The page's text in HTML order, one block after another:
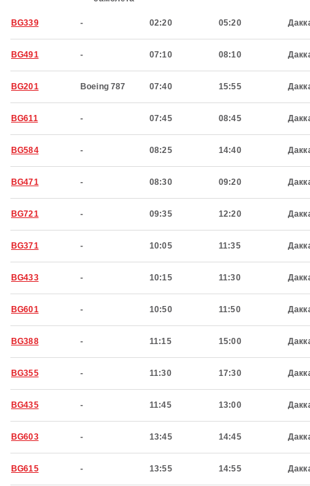
BG339 - 02:20 05:20
BG491 - 07:10 08:10
BG201 Boeing 787 07:40 15:55
BG611 - 07:45 08:45
BG584 - 08:25 14:40
BG471 - 08:30 09:20
BG721 - 09:35 12:20
BG371 - 10:05 11:35
BG433 - 10:15 11:30
BG601 - 10:50 11:50
BG388 - 11:15 15:00
BG355 - 11:30 17:30
BG435 - 11:45 13:00
BG603 - 13:45 14:45
BG615 - 13:55 14:55